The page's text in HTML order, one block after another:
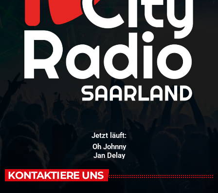
Jetzt läuft:
Oh Johnny
Jan Delay
KONTAKTIERE UNS